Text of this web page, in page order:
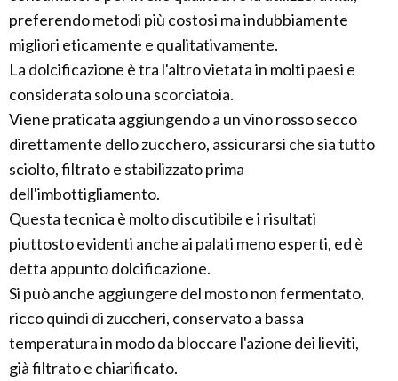
preferendo metodi più costosi ma indubbiamente
migliori eticamente e qualitativamente.
La dolcificazione è tra l'altro vietata in molti paesi e
considerata solo una scorciatoia.
Viene praticata aggiungendo a un vino rosso secco
direttamente dello zucchero, assicurarsi che sia tutto
sciolto, filtrato e stabilizzato prima
dell'imbottigliamento.
Questa tecnica è molto discutibile e i risultati
piuttosto evidenti anche ai palati meno esperti, ed è
detta appunto dolcificazione.
Si può anche aggiungere del mosto non fermentato,
ricco quindi di zuccheri, conservato a bassa
temperatura in modo da bloccare l'azione dei lieviti,
già filtrato e chiarificato.